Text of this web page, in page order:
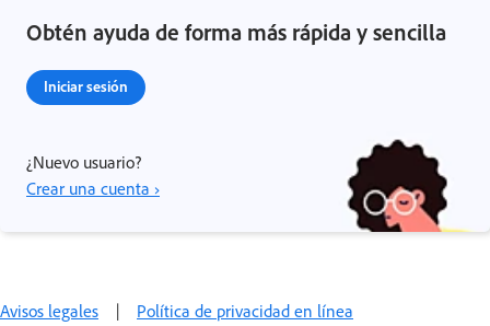
Obtén ayuda de forma más rápida y sencilla
Iniciar sesión
¿Nuevo usuario?
Crear una cuenta ›
Avisos legales | Política de privacidad en línea